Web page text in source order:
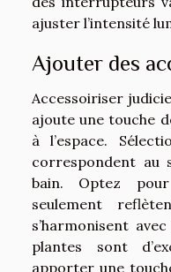
ajuster l’intensité
Ajouter des
Accessoiriser
ajoute une touche
à l’espace.
correspondent au
bain. Optez
seulement
s’harmonisent
plantes sont
apporter une